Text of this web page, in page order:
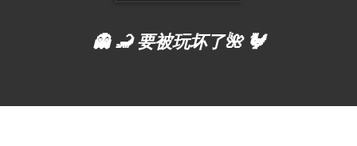
👻 🦂 要被玩坏了🌺 🐓